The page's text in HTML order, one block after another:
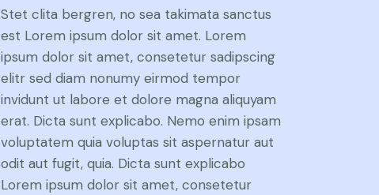
Stet clita bergren, no sea takimata sanctus
est Lorem ipsum dolor sit amet. Lorem
ipsum dolor sit amet, consetetur sadipscing
elitr sed diam nonumy eirmod tempor
invidunt ut labore et dolore magna aliquyam
erat. Dicta sunt explicabo. Nemo enim ipsam
voluptatem quia voluptas sit aspernatur aut
odit aut fugit, quia. Dicta sunt explicabo
Lorem ipsum dolor sit amet, consetetur